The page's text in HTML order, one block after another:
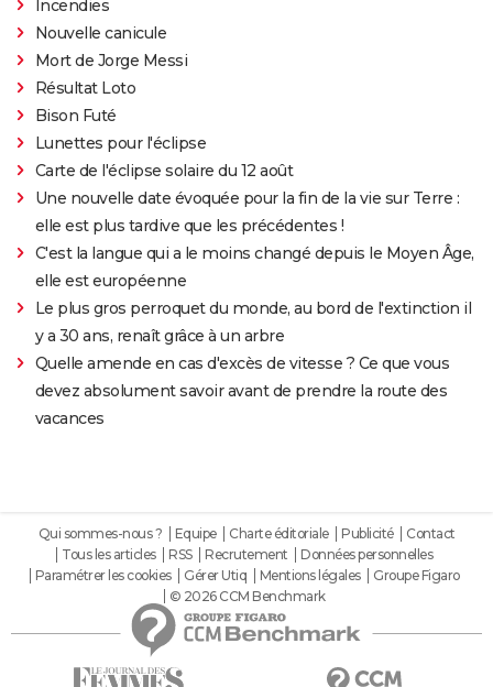
Incendies
Nouvelle canicule
Mort de Jorge Messi
Résultat Loto
Bison Futé
Lunettes pour l'éclipse
Carte de l'éclipse solaire du 12 août
Une nouvelle date évoquée pour la fin de la vie sur Terre :
elle est plus tardive que les précédentes !
C'est la langue qui a le moins changé depuis le Moyen Âge,
elle est européenne
Le plus gros perroquet du monde, au bord de l'extinction il
y a 30 ans, renaît grâce à un arbre
Quelle amende en cas d'excès de vitesse ? Ce que vous
devez absolument savoir avant de prendre la route des
vacances
Qui sommes-nous ? Equipe Charte éditoriale Publicité
Contact
Tous les articles
RSS Recrutement
Données personnelles
Paramétrer les cookies
Gérer Utiq Mentions légales
Groupe Figaro
© 2026 CCM Benchmark